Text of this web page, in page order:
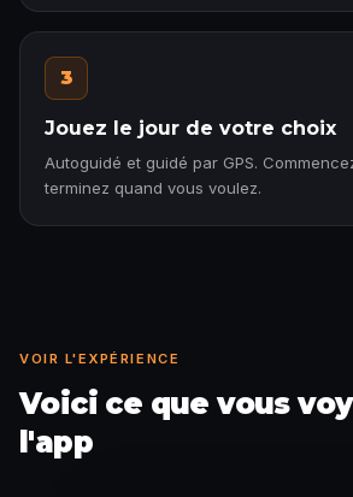
3
Jouez le jour de votre choix
Autoguidé et guidé par GPS.
terminez quand vous voulez.
VOIR L'EXPÉRIENCE
Voici ce que vous
l'app